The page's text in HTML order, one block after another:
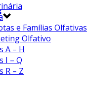
e Famílias Olfativas
Olfativo
A – H
I – Q
R – Z